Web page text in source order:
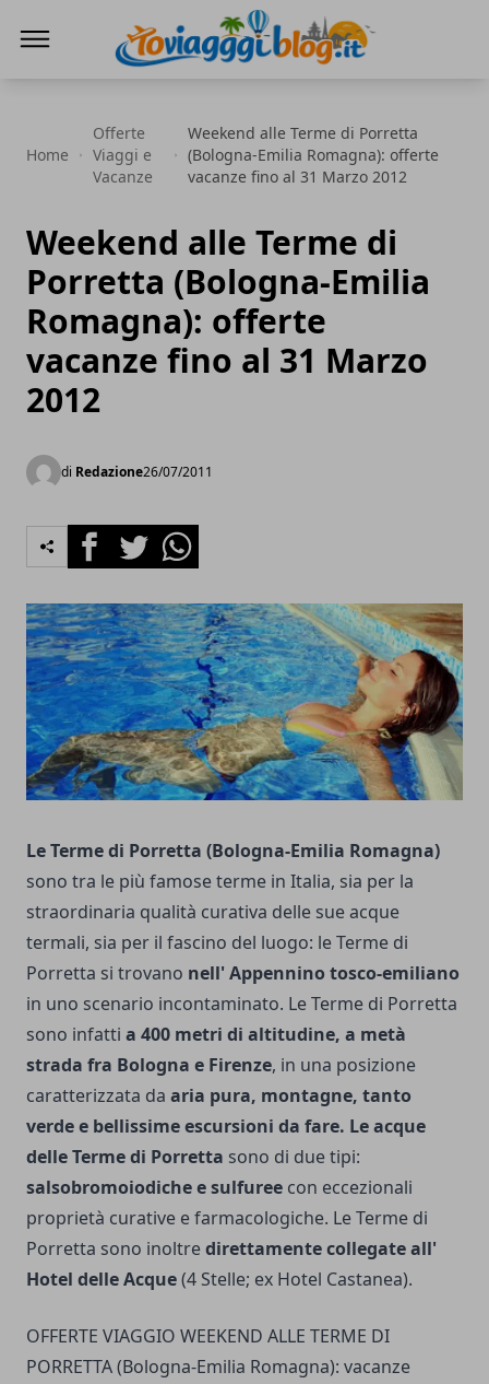
Home
Offerte
Viaggi e
Vacanze
Weekend alle Terme di Porretta
(Bologna-Emilia Romagna): offerte
vacanze fino al 31 Marzo 2012
Weekend alle Terme di
Porretta (Bologna-Emilia
Romagna): offerte
vacanze fino al 31 Marzo
2012
di Redazione26/07/2011
FacebookTwitterWhatsapp
Le Terme di Porretta (Bologna-Emilia Romagna)
sono tra le più famose terme in Italia, sia per la
straordinaria qualità curativa delle sue acque
termali, sia per il fascino del luogo: le Terme di
Porretta si trovano nell' Appennino tosco-emiliano
in uno scenario incontaminato. Le Terme di Porretta
sono infatti a 400 metri di altitudine, a metà
strada fra Bologna e Firenze, in una posizione
caratterizzata da aria pura, montagne, tanto
verde e bellissime escursioni da fare. Le acque
delle Terme di Porretta sono di due tipi:
salsobromoiodiche e sulfuree con eccezionali
proprietà curative e farmacologiche. Le Terme di
Porretta sono inoltredirettamente collegate all'
Hotel delle Acque(4 Stelle; ex Hotel Castanea).
OFFERTE VIAGGIO WEEKEND ALLE TERME DI
PORRETTA (Bologna-Emilia Romagna): vacanze